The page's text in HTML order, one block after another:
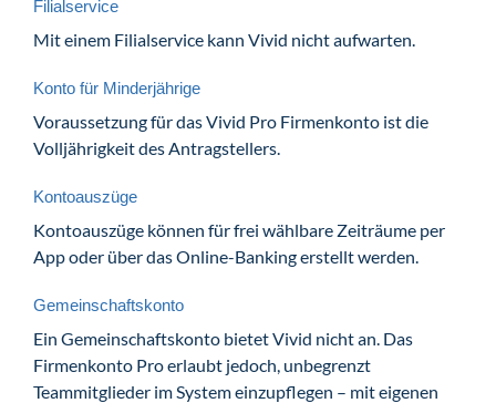
Filialservice
Mit einem Filialservice kann Vivid nicht aufwarten.
Konto für Minderjährige
Voraussetzung für das Vivid Pro Firmenkonto ist die
Volljährigkeit des Antragstellers.
Kontoauszüge
Kontoauszüge können für frei wählbare Zeiträume per
App oder über das Online-Banking erstellt werden.
Gemeinschaftskonto
Ein Gemeinschaftskonto bietet Vivid nicht an. Das
Firmenkonto Pro erlaubt jedoch, unbegrenzt
Teammitglieder im System einzupflegen – mit eigenen